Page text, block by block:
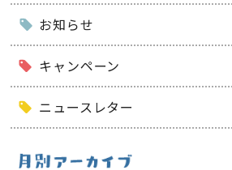
お知らせ
キャンペーン
ニュースレター